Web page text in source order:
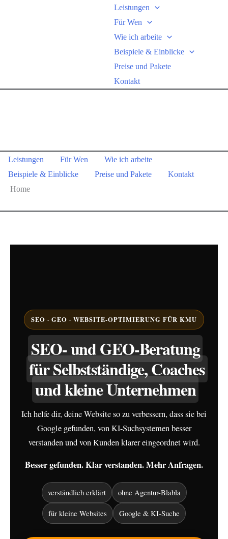
Leistungen
Für Wen
Wie ich arbeite
Beispiele & Einblicke
Preise und Pakete
Kontakt
Leistungen Für Wen
Wie ich arbeite
Beispiele & Einblicke
Preise und Pakete
Kontakt
Home
SEO · GEO · WEBSITE-OPTIMIERUNG FÜR KMU
SEO- und GEO-Beratung
für Selbstständige, Coaches
und kleine Unternehmen
Ich helfe dir, deine Website so zu verbessern, dass sie bei
Google gefunden, von KI-Suchsystemen besser
verstanden und von Kunden klarer eingeordnet wird.
Besser gefunden. Klar verstanden. Mehr Anfragen.
verständlich erklärt ohne Agentur-Blabla
für kleine Websites Google & KI-Suche